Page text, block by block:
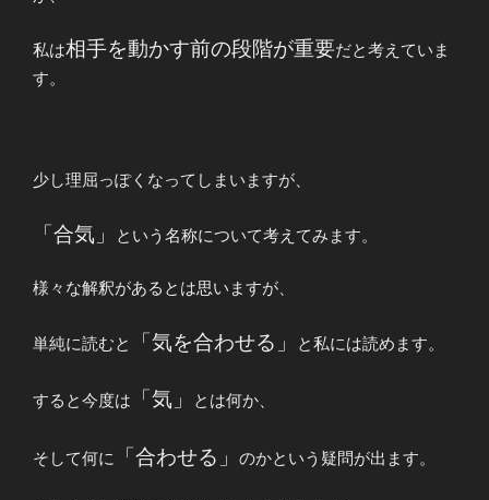
私は相手を動かす前の段階が重要だと考えていま
す。
少し理屈っぽくなってしまいますが、
「合気」 という名称について考えてみます。
様々な解釈があるとは思いますが、
単純に読むと 「気を合わせる」 と私には読めます。
すると今度は 「気」 とは何か、
そして何に 「合わせる」 のかという疑問が出ます。